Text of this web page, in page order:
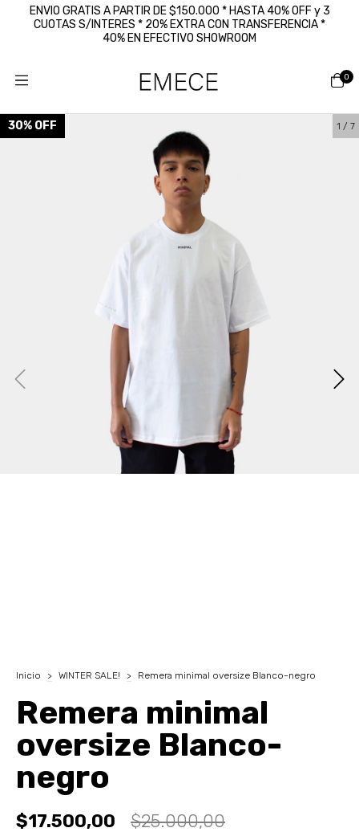
ENVIO GRATIS A PARTIR DE $150.000 * HASTA 40% OFF y 3
CUOTAS S/INTERES * 20% EXTRA CON TRANSFERENCIA *
40% EN EFECTIVO SHOWROOM
0
30% OFF 1 / 7
Inicio > WINTER SALE! > Remera minimal oversize Blanco-negro
Remera minimal
oversize Blanco-
negro
$17.500,00 $25.000,00